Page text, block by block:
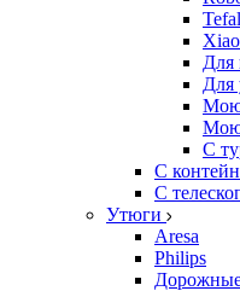
Tefal
Для
Для
С
С
С
Утюги
Aresa
Philips